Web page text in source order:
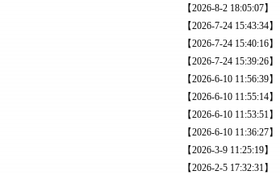
【2026-8-2 18:05:07】
【2026-7-24 15:43:34】
【2026-7-24 15:40:16】
【2026-7-24 15:39:26】
【2026-6-10 11:56:39】
【2026-6-10 11:55:14】
【2026-6-10 11:53:51】
【2026-6-10 11:36:27】
【2026-3-9 11:25:19】
【2026-2-5 17:32:31】